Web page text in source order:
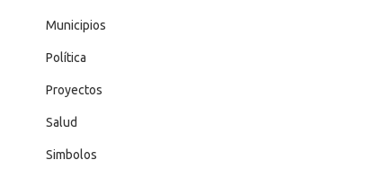
Municipios
Política
Proyectos
Salud
Simbolos